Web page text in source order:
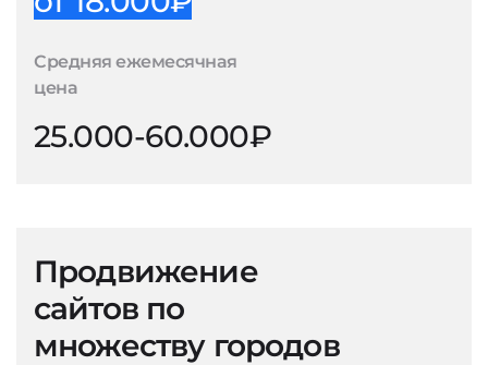
Средняя ежемесячная
цена
25.000-60.000₽
Продвижение
сайтов по
множеству городов